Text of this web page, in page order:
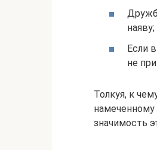
наяву;
Если
не
Толкуя, к
намеченному
значимость